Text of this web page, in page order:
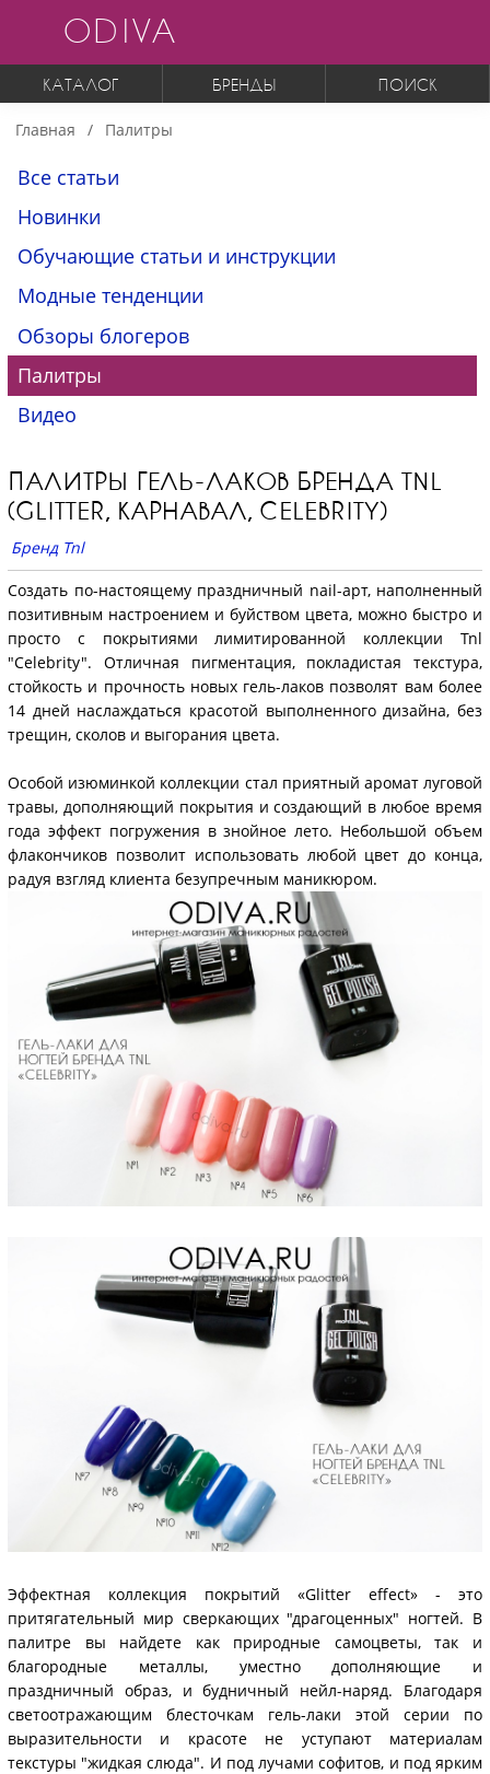
ODIVA
КАТАЛОГ БРЕНДЫ ПОИСК
Главная Палитры
Все статьи
Новинки
Обучающие статьи и инструкции
Модные тенденции
Обзоры блогеров
Палитры
Видео
ПАЛИТРЫ ГЕЛЬ-ЛАКОВ БРЕНДА TNL
(GLITTER, КАРНАВАЛ, CELEBRITY)
Бренд Tnl
Создать по-настоящему праздничный nail-арт, наполненный
позитивным настроением и буйством цвета, можно быстро и
просто с покрытиями лимитированной коллекции Tnl
"Celebrity". Отличная пигментация, покладистая текстура,
стойкость и прочность новых гель-лаков позволят вам более
14 дней наслаждаться красотой выполненного дизайна, без
трещин, сколов и выгорания цвета.
Особой изюминкой коллекции стал приятный аромат луговой
травы, дополняющий покрытия и создающий в любое время
года эффект погружения в знойное лето. Небольшой объем
флакончиков позволит использовать любой цвет до конца,
радуя взгляд клиента безупречным маникюром.
Эффектная коллекция покрытий «Glitter effect» - это
притягательный мир сверкающих "драгоценных" ногтей. В
палитре вы найдете как природные самоцветы, так и
благородные металлы, уместно дополняющие и
праздничный образ, и будничный нейл-наряд. Благодаря
светоотражающим блесточкам гель-лаки этой серии по
выразительности и красоте не уступают материалам
текстуры "жидкая слюда". И под лучами софитов, и под ярким